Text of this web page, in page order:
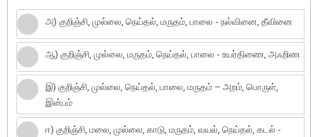
அ) குறிஞ்சி, முல்லை, நெய்தல், மருதம், பாலை - நல்வினை, தீவினை
ஆ) குறிஞ்சி, முல்லை, மருதம், நெய்தல், பாலை - உயர்திணை, அஃறிண
இ) குறிஞ்சி, முல்லை, நெய்தல், பாலை, மருதம் – அறம், பொருள்,
இன்பம்
ஈ) குறிஞ்சி, மலை, முல்லை, காடு, மருதம், வயல், நெய்தல், கடல் -